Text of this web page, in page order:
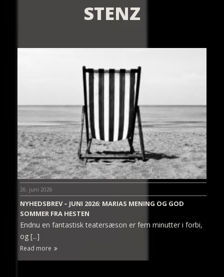
STENZ
26. juni 2026
NYHEDSBREV – JUNI 2026: MARIAS MENING OG GOD
SOMMER FRA HESTEN
Endnu en fantastisk teatersæson er fem minutter i forbi,
og [...]
Read more